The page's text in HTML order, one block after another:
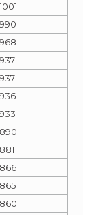
1001
990
968
937
937
936
933
890
881
866
865
860